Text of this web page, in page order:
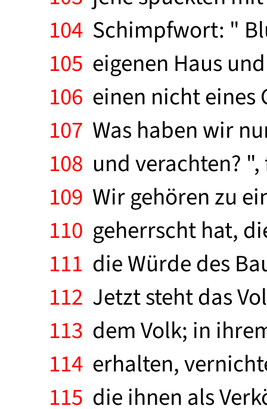
104 Schimpfwort: "
105 eigenen Haus
106 einen nicht eines
107 Was haben wir
108 und verachten?
109 Wir gehören zu
110 geherrscht hat,
111 die Würde des
112 Jetzt steht das
113 dem Volk; in
114 erhalten,
115 die ihnen als